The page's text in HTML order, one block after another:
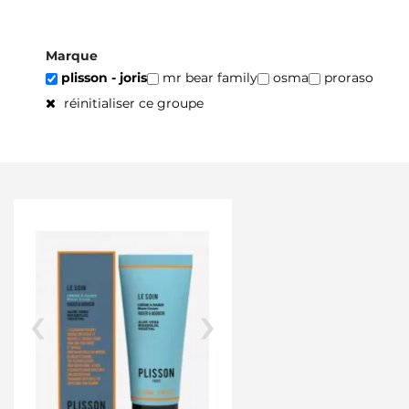
Marque
plisson - joris
mr bear family osma
proraso
réinitialiser ce groupe